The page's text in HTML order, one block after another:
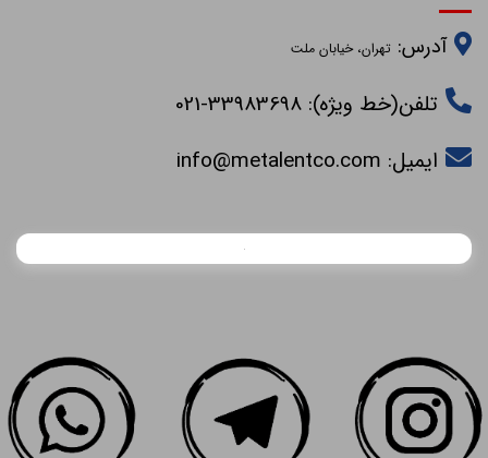
آدرس:تهران، خیابان ملت
تلفن(خط ویژه): 33983698-021
ایمیل:info@metalentco.com